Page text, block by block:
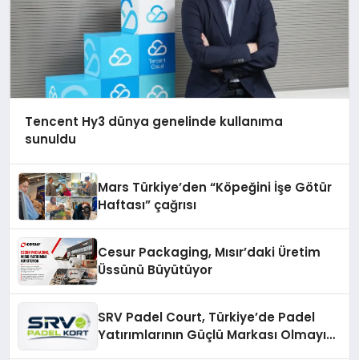
Tencent Hy3 dünya genelinde kullanıma
sunuldu
Mars Türkiye’den “Köpeğini İşe Götür
Haftası” çağrısı
Cesur Packaging, Mısır’daki Üretim
Üssünü Büyütüyor
SRV Padel Court, Türkiye’de Padel
Yatırımlarının Güçlü Markası Olmayı